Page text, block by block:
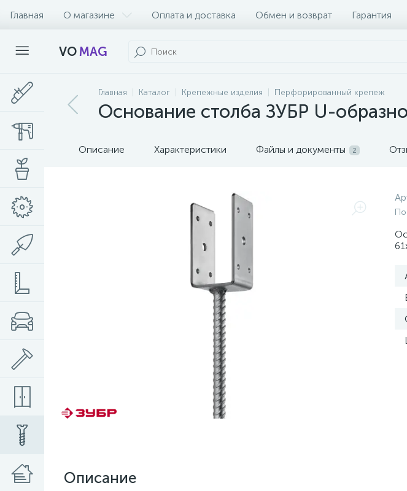
Главная О магазине Оплата и доставка Обмен и возврат Гарантия
VOMAG
Главная Каталог Крепежные изделия Перфорированный крепеж
Основание столба ЗУБР U-
Описание Характеристики Файлы и документы 2
Описание